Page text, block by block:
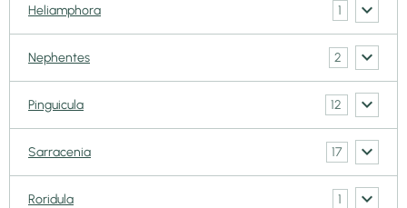
Heliamphora 1
Nephentes 2
Pinguicula 12
Sarracenia 17
Roridula 1